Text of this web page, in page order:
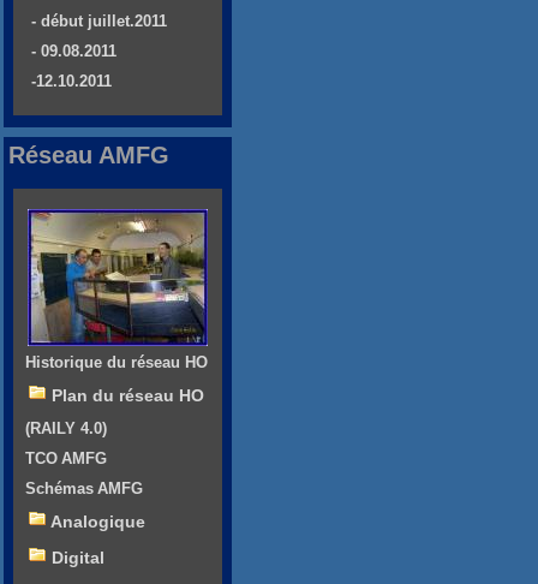
- début juillet.2011
- 09.08.2011
-12.10.2011
Réseau AMFG
Historique du réseau HO
Plan du réseau HO
(RAILY 4.0)
TCO AMFG
Schémas AMFG
Analogique
Digital